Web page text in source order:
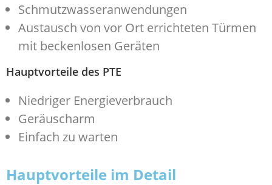
Schmutzwasseranwendungen
Austausch von vor Ort errichteten Türmen
mit beckenlosen Geräten
Hauptvorteile des PTE
Niedriger Energieverbrauch
Geräuscharm
Einfach zu warten
Hauptvorteile im Detail